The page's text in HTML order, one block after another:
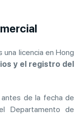
licencia en Hong
y el registro del
de la fecha de
Departamento de